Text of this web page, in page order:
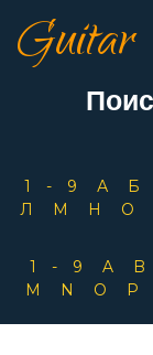
Guitar
1-9 А Б
Л
М Н О
1-9
A B
M
N O P